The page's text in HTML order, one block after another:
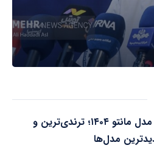
۱۵ مدل مانتو ۱۴۰۴؛ ترندی‌ترین و
مدل‌ها